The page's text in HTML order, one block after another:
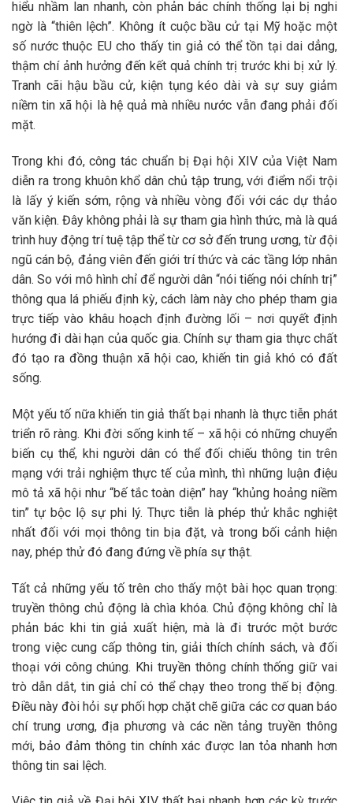
hiểu nhầm lan nhanh, còn phản bác chính thống lại bị nghi
ngờ là “thiên lệch”. Không ít cuộc bầu cử tại Mỹ hoặc một
số nước thuộc EU cho thấy tin giả có thể tồn tại dai dẳng,
thậm chí ảnh hưởng đến kết quả chính trị trước khi bị xử lý.
Tranh cãi hậu bầu cử, kiện tụng kéo dài và sự suy giảm
niềm tin xã hội là hệ quả mà nhiều nước vẫn đang phải đối
mặt.
Trong khi đó, công tác chuẩn bị Đại hội XIV của Việt Nam
diễn ra trong khuôn khổ dân chủ tập trung, với điểm nổi trội
là lấy ý kiến sớm, rộng và nhiều vòng đối với các dự thảo
văn kiện. Đây không phải là sự tham gia hình thức, mà là quá
trình huy động trí tuệ tập thể từ cơ sở đến trung ương, từ đội
ngũ cán bộ, đảng viên đến giới trí thức và các tầng lớp nhân
dân. So với mô hình chỉ để người dân “nói tiếng nói chính trị”
thông qua lá phiếu định kỳ, cách làm này cho phép tham gia
trực tiếp vào khâu hoạch định đường lối – nơi quyết định
hướng đi dài hạn của quốc gia. Chính sự tham gia thực chất
đó tạo ra đồng thuận xã hội cao, khiến tin giả khó có đất
sống.
Một yếu tố nữa khiến tin giả thất bại nhanh là thực tiễn phát
triển rõ ràng. Khi đời sống kinh tế – xã hội có những chuyển
biến cụ thể, khi người dân có thể đối chiếu thông tin trên
mạng với trải nghiệm thực tế của mình, thì những luận điệu
mô tả xã hội như “bế tắc toàn diện” hay “khủng hoảng niềm
tin” tự bộc lộ sự phi lý. Thực tiễn là phép thử khắc nghiệt
nhất đối với mọi thông tin bịa đặt, và trong bối cảnh hiện
nay, phép thử đó đang đứng về phía sự thật.
Tất cả những yếu tố trên cho thấy một bài học quan trọng:
truyền thông chủ động là chìa khóa. Chủ động không chỉ là
phản bác khi tin giả xuất hiện, mà là đi trước một bước
trong việc cung cấp thông tin, giải thích chính sách, và đối
thoại với công chúng. Khi truyền thông chính thống giữ vai
trò dẫn dắt, tin giả chỉ có thể chạy theo trong thế bị động.
Điều này đòi hỏi sự phối hợp chặt chẽ giữa các cơ quan báo
chí trung ương, địa phương và các nền tảng truyền thông
mới, bảo đảm thông tin chính xác được lan tỏa nhanh hơn
thông tin sai lệch.